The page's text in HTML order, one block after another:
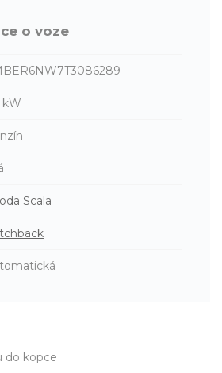
o voze
kW
Scala
do kopce